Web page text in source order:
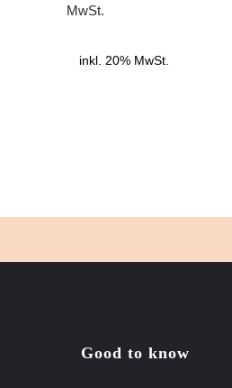
MwSt.
inkl. 20% MwSt.
Good to know